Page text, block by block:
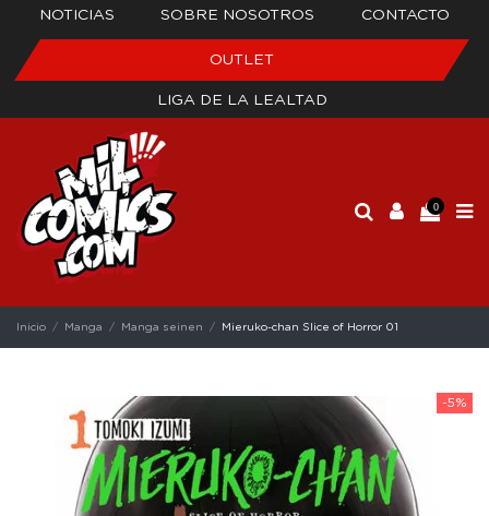
NOTICIAS SOBRE NOSOTROS CONTACTO
OUTLET
LIGA DE LA LEALTAD
0
Inicio Manga Manga seinen Mieruko-chan Slice of Horror 01
-5%